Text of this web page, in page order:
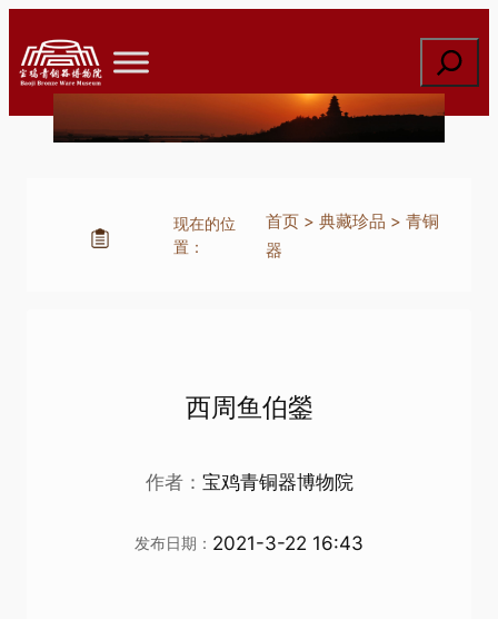
至
内
索
现在的位
置：
首页> 典藏珍品 > 青铜
器
西周鱼伯鎣
作者： 宝鸡青铜器博物院
发布日期： 2021-3-22 16:43